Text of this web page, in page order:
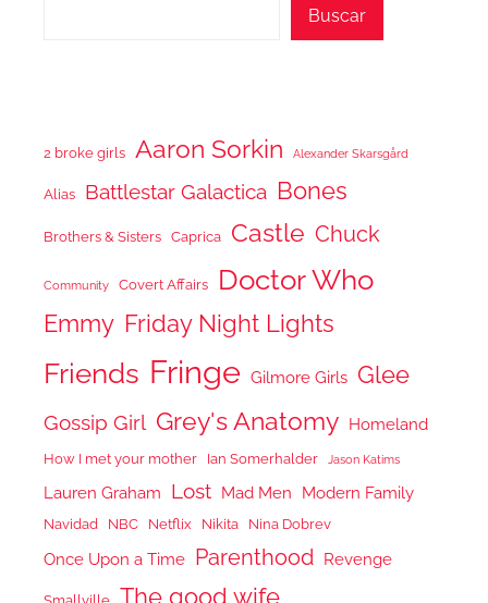
Buscar
2 broke girls Aaron Sorkin Alexander Skarsgård
Alias Battlestar Galactica Bones
Brothers & Sisters Caprica Castle Chuck
Community Covert Affairs Doctor Who
Emmy Friday Night Lights
Friends Fringe Gilmore Girls Glee
Gossip Girl Grey's Anatomy Homeland
How I met your mother Ian Somerhalder Jason Katims
Lauren Graham Lost Mad Men Modern Family
Navidad NBC Netflix Nikita Nina Dobrev
Once Upon a Time Parenthood Revenge
The good wife